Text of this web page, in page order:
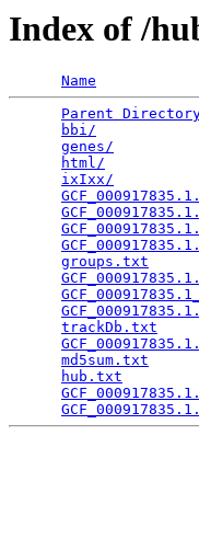
Index of /
Name
Parent
bbi/
genes/
html/
ixIxx/
groups.txt
trackDb.txt
md5sum.txt
hub.txt